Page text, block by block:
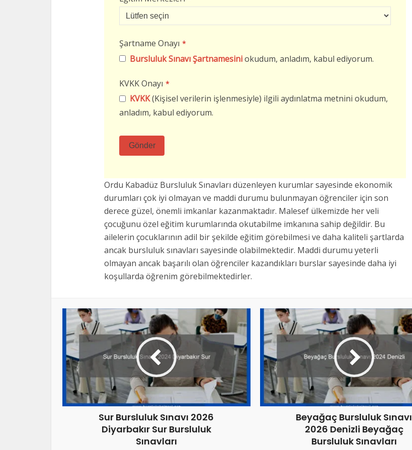
Şartname Onayı *
Bursluluk Sınavı Şartnamesiniokudum, anladım, kabul ediyorum.
KVKK Onayı *
KVKK(Kişisel verilerin işlenmesiyle) ilgili aydınlatma metnini okudum,
anladım, kabul ediyorum.
Gönder
alan
boş
bırakılmalıdır
Ordu Kabadüz Bursluluk Sınavları düzenleyen kurumlar sayesinde ekonomik
durumları çok iyi olmayan ve maddi durumu bulunmayan öğrenciler için son
derece güzel, önemli imkanlar kazanmaktadır. Malesef ülkemizde her veli
çocuğunu özel eğitim kurumlarında okutabilme imkanına sahip değildir. Bu
ailelerin çocuklarının adil bir şekilde eğitim görebilmesi ve daha kaliteli şartlarda
ancak bursluluk sınavları sayesinde olabilmektedir. Maddi durumu yeterli
olmayan ancak başarılı olan öğrenciler kazandıkları burslar sayesinde daha iyi
koşullarda öğrenim görebilmektedirler.
Sur Bursluluk Sınavı 2026
Diyarbakır Sur Bursluluk
Sınavları
Beyağaç Bursluluk Sınavı
2026 Denizli Beyağaç
Bursluluk Sınavları